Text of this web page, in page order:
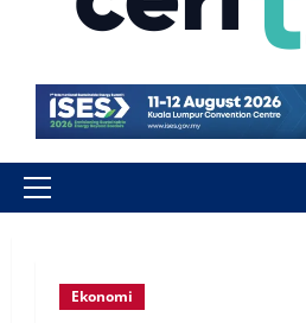
Ekonomi